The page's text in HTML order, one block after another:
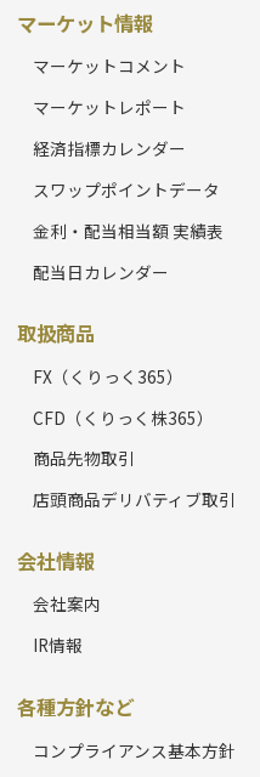
マーケット情報
マーケットコメント
マーケットレポート
経済指標カレンダー
スワップポイントデータ
金利・配当相当額 実績表
配当日カレンダー
取扱商品
FX（くりっく365）
CFD（くりっく株365）
商品先物取引
店頭商品デリバティブ取引
会社情報
会社案内
IR情報
各種方針など
コンプライアンス基本方針